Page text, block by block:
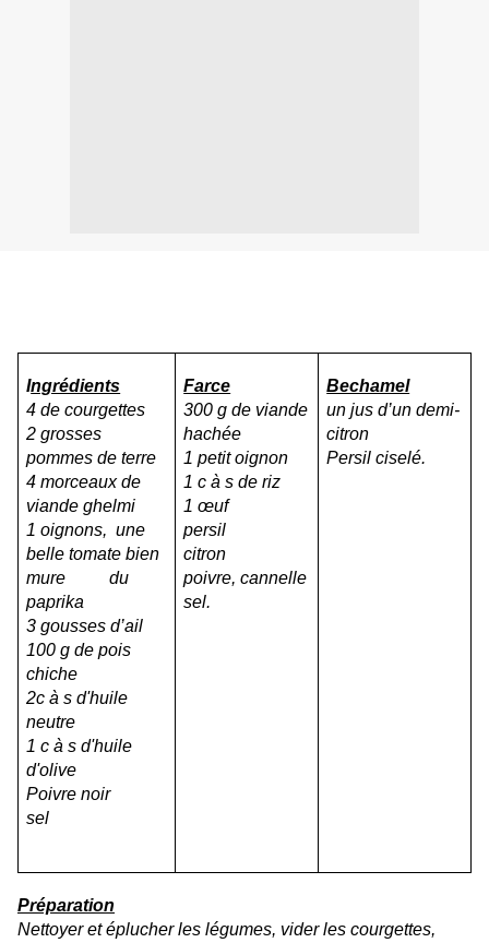
Ingrédients
4 de courgettes
2 grosses
pommes de terre
4 morceaux de
viande ghelmi
1 oignons, une
belle tomate bien
mure du
paprika
3 gousses d’ail
100 g de pois
chiche
2c à s d'huile
neutre
1 c à s d'huile
d'olive
Poivre noir
sel
Farce
300 g de viande
hachée
1 petit oignon
1 c à s de riz
1 œuf
persil
citron
poivre, cannelle
sel.
Bechamel
un jus d’un demi-
citron
Persil ciselé.
Préparation
Nettoyer et éplucher les légumes, vider les courgettes,